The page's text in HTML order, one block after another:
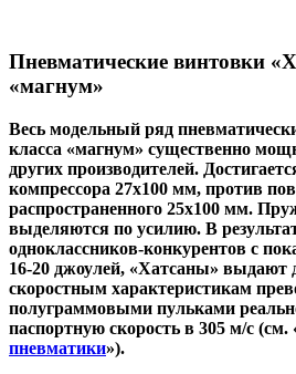
Пневматические винтовки
«магнум»
Весь модельный ряд
класса «магнум» существенно
других производителей.
компрессора 27х100 мм, против
распространенного 25х100 мм.
выделяются по усилию. В
одноклассников-конкурентов с
16-20 джоулей, «Хатсаны» выдают
скоростным характеристикам
полуграммовыми пульками
паспортную скорость в 305 м/с (см.
пневматики»).